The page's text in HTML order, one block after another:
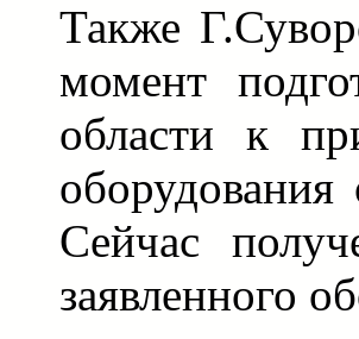
Также
момент
области к
оборудования
Сейчас
заявленного